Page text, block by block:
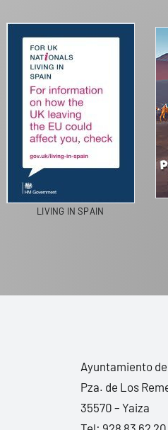
LIVING IN SPAIN
Ayuntamiento
Pza. de Los
35570 – Yaiza